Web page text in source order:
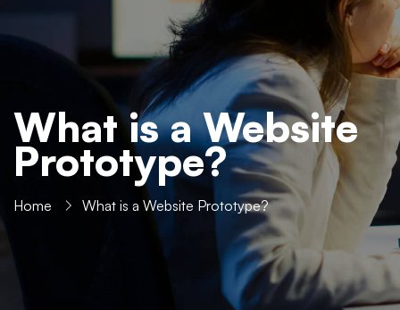
What is a Website
Prototype?
Home What is a Website Prototype?